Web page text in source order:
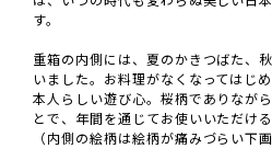
す。
重箱の内側には、夏のかきつばた、
いました。お料理がなくなってはじ
本人らしい遊び心。桜柄でありなが
とで、年間を通じてお使いいただけ
（内側の絵柄は絵柄が痛みづらい下